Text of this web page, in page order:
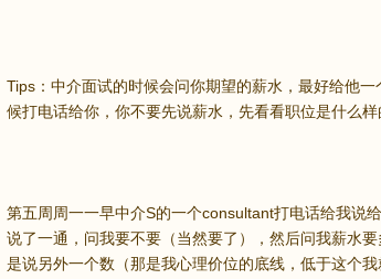
Tips：中介面试的时候会问你期望的薪水，最好给他
候打电话给你，你不要先说薪水，先看看职位是什么样
第五周周一一早中介S的一个consultant打电话给我说
说了一通，问我要不要（当然要了），然后问我薪水
是说另外一个数（那是我心理价位的底线，低于这个